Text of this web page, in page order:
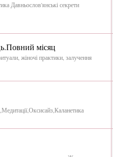
Давньослов'янські секрети
місяц
жіночі практики, залучення